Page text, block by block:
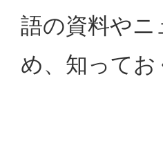
語の資料や
め、知って